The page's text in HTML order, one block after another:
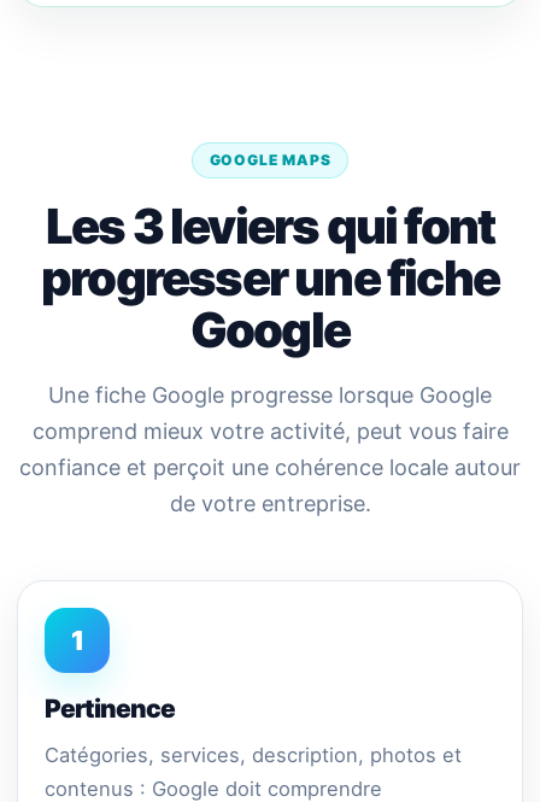
GOOGLE MAPS
Les 3 leviers qui font
progresser une fiche
Google
Une fiche Google progresse lorsque Google
comprend mieux votre activité, peut vous faire
confiance et perçoit une cohérence locale autour
de votre entreprise.
1
Pertinence
Catégories, services, description, photos et
contenus : Google doit comprendre